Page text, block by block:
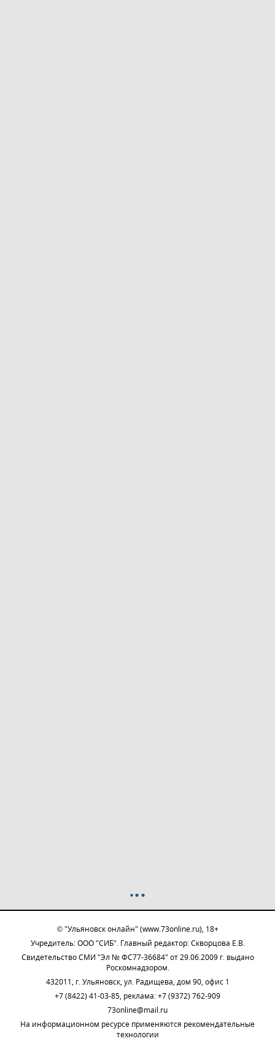
© "Ульяновск онлайн" (www.73online.ru), 18+
Учредитель: ООО "СИБ". Главный редактор: Скворцова Е.В.
Свидетельство СМИ "Эл № ФС77-36684" от 29.06.2009 г. выдано
Роскомнадзором.
432011, г. Ульяновск, ул. Радищева, дом 90, офис 1
+7 (8422) 41-03-85, реклама: +7 (9372) 762-909
73online@mail.ru
На информационном ресурсе применяются рекомендательные
технологии